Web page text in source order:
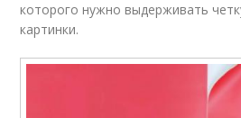
которого нужно выдерживать
картинки.